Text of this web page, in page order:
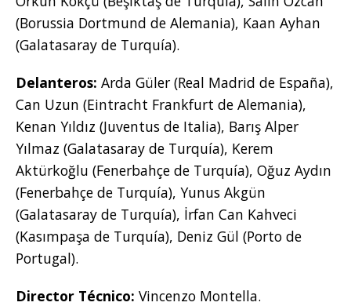
(Borussia Dortmund de Alemania), Kaan Ayhan
(Galatasaray de Turquía).
Delanteros: Arda Güler (Real Madrid de España),
Can Uzun (Eintracht Frankfurt de Alemania),
Kenan Yıldız (Juventus de Italia), Barış Alper
Yılmaz (Galatasaray de Turquía), Kerem
Aktürkoğlu (Fenerbahçe de Turquía), Oğuz Aydın
(Fenerbahçe de Turquía), Yunus Akgün
(Galatasaray de Turquía), İrfan Can Kahveci
(Kasımpaşa de Turquía), Deniz Gül (Porto de
Portugal).
Director Técnico: Vincenzo Montella.